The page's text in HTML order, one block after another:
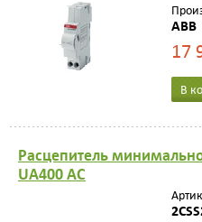
ABB
17
В
Расцепитель
UA400 AC